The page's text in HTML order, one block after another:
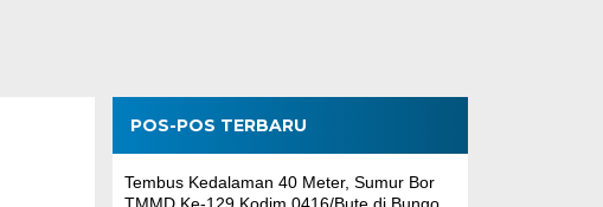
POS-POS TERBARU
Tembus Kedalaman 40 Meter, Sumur Bor